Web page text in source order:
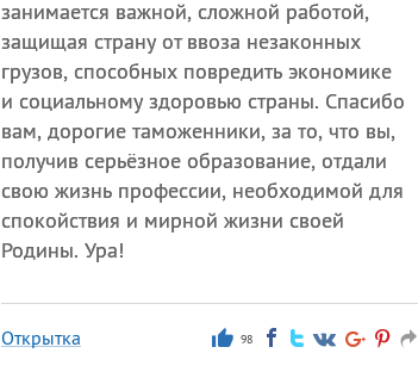
занимается важной, сложной работой,
защищая страну от ввоза незаконных
грузов, способных повредить экономике
и социальному здоровью страны. Спасибо
вам, дорогие таможенники, за то, что вы,
получив серьёзное образование, отдали
свою жизнь профессии, необходимой для
спокойствия и мирной жизни своей
Родины. Ура!
Открытка 98